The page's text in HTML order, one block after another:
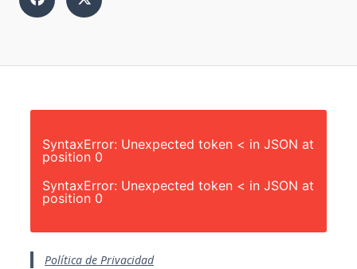
SyntaxError: Unexpected token < in JSON at
position 0
SyntaxError: Unexpected token < in JSON at
position 0
Política de Privacidad